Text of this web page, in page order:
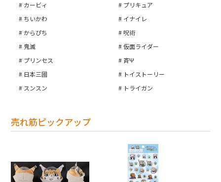
カービィ
プリキュア
ちいかわ
イナイレ
からぴち
呪術
鬼滅
仮面ライダー
プリンセス
斉Ψ
日本三國
トイストーリー
スンスン
トライガン
売れ筋ピックアップ
カートへ進む